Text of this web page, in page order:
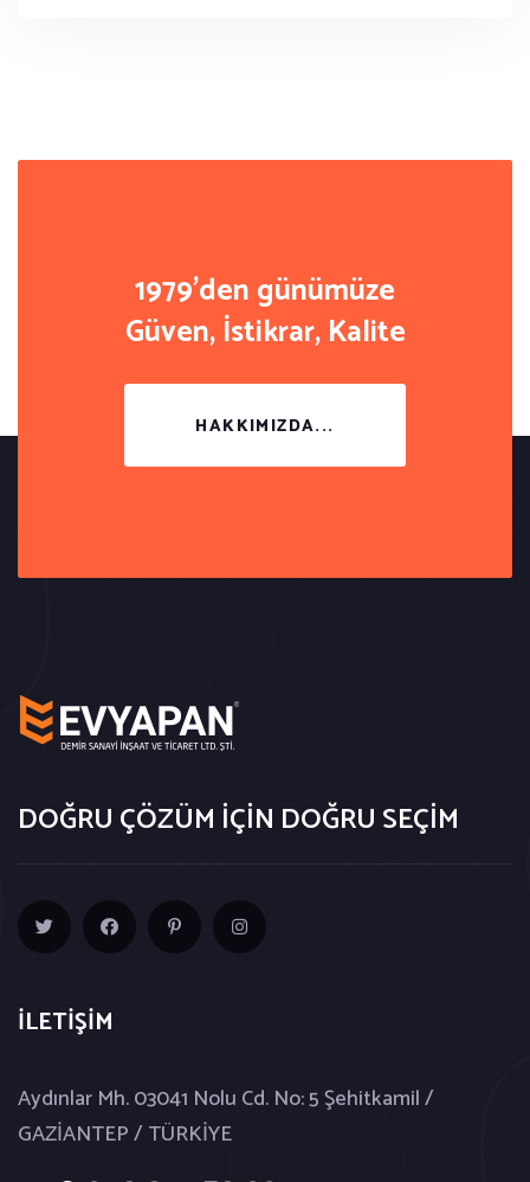
1979'den günümüze
Güven, İstikrar, Kalite
HAKKIMIZDA...
DOĞRU ÇÖZÜM İÇİN DOĞRU SEÇİM
İLETİŞİM
Aydınlar Mh. 03041 Nolu Cd. No: 5 Şehitkamil /
GAZİANTEP / TÜRKİYE